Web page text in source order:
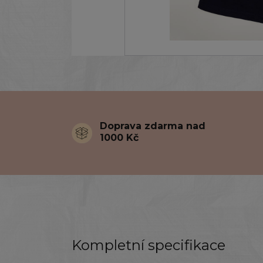
Doprava zdarma nad
1000 Kč
Kompletní specifikace